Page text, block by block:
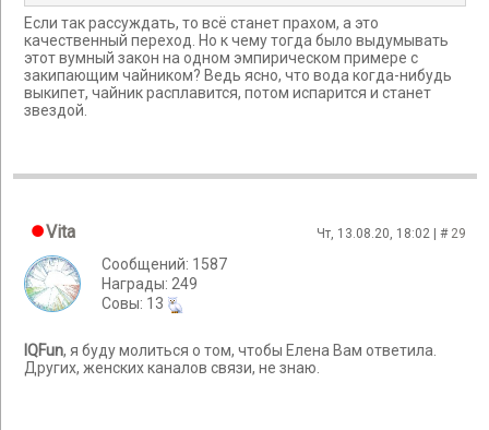
Если так рассуждать, то всё станет прахом, а это
качественный переход. Но к чему тогда было выдумывать
этот вумный закон на одном эмпирическом примере с
закипающим чайником? Ведь ясно, что вода когда-нибудь
выкипет, чайник расплавится, потом испарится и станет
звездой.
Vita Чт, 13.08.20, 18:02 | # 29
Сообщений: 1587
Награды: 249
Cовы: 13
IQFun, я буду молиться о том, чтобы Елена Вам ответила.
Других, женских каналов связи, не знаю.